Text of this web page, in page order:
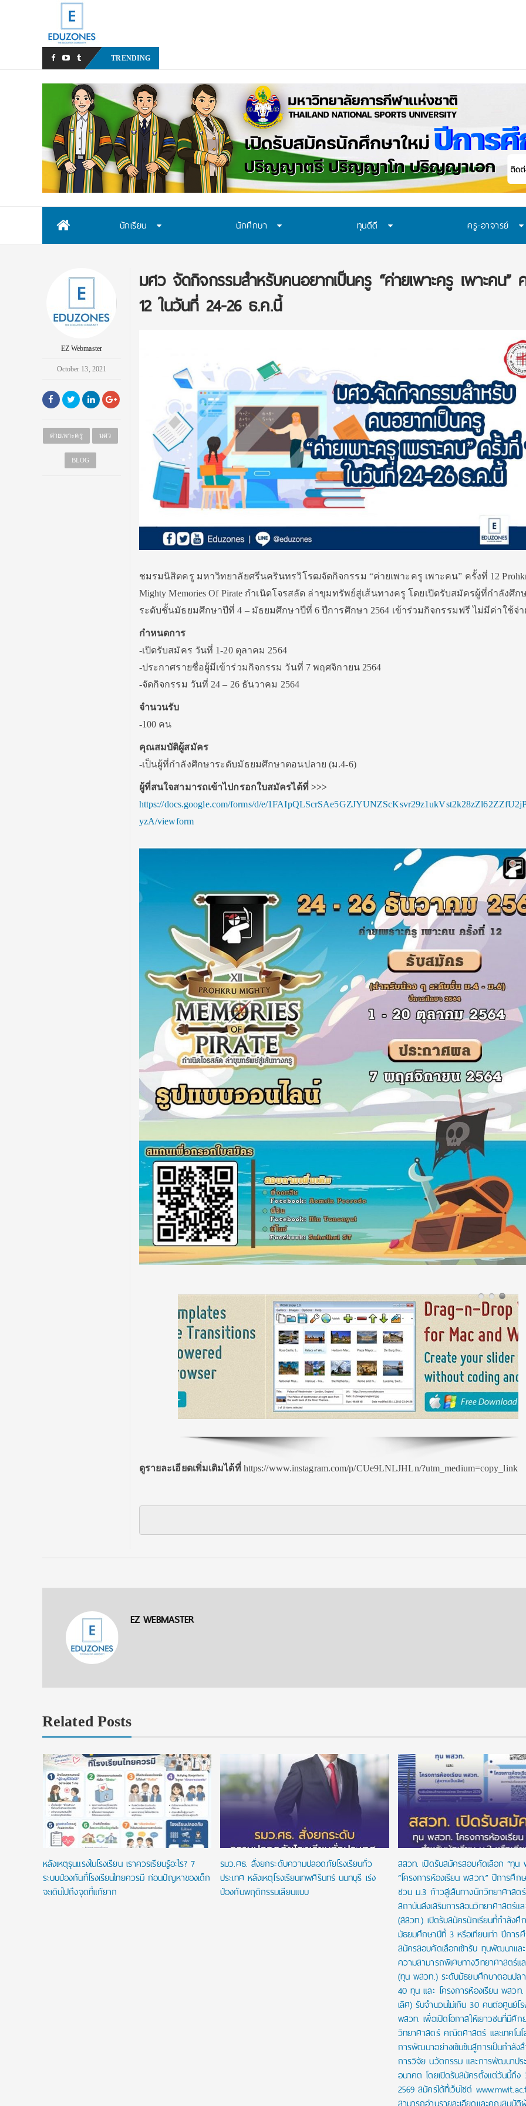
TRENDING
นักเรียน นักศึกษา ทุนดีดี ครู-อาจารย์
EZ Webmaster
October 13, 2021
ค่ายเพาะครู มศว
BLOG
มศว จัดกิจกรรมสำหรับคนอยากเป็นครู “ค่ายเพาะครู เพาะคน”
12 ในวันที่ 24-26 ธ.ค.นี้
ชมรมนิสิตครู มหาวิทยาลัยศรีนครินทรวิโรฒจัดกิจกรรม “ค่ายเพาะครู เพาะคน” ครั้งที่ 12
Mighty Memories Of Pirate กำเนิดโจรสลัด ล่าขุมทรัพย์สู่เส้นทางครู โดยเปิดรับสมัครผู้ที่กำลังศึก
ระดับชั้นมัธยมศึกษาปีที่ 4 – มัธยมศึกษาปีที่ 6 ปีการศึกษา 2564 เข้าร่วมกิจกรรมฟรี ไม่มีค่าใช้จ่า
กำหนดการ
-เปิดรับสมัคร วันที่ 1-20 ตุลาคม 2564
-ประกาศรายชื่อผู้มีเข้าร่วมกิจกรรม วันที่ 7 พฤศจิกายน 2564
-จัดกิจกรรม วันที่ 24 – 26 ธันวาคม 2564
จำนวนรับ
-100 คน
คุณสมบัติผู้สมัคร
-เป็นผู้ที่กำลังศึกษาระดับมัธยมศึกษาตอนปลาย (ม.4-6)
ผู้ที่สนใจสามารถเข้าไปกรอกใบสมัครได้ที่ >>>
https://docs.google.com/forms/d/e/
yzA/viewform
ดูรายละเอียดเพิ่มเติมได้ที่https://www.instagram.com/p/CUe9LNLJHLn/?utm_medium=copy_link
EZ WEBMASTER
Related Posts
หลังเหตุรุนแรงในโรงเรียน เราควรเรียนรู้อะไร? 7
ระบบป้องกันที่โรงเรียนไทยควรมี ก่อนปัญหาของเด็ก
จะเดินไปถึงจุดที่แก้ยาก
รมว.ศธ. สั่งยกระดับความปลอดภัยโรงเรียนทั่ว
ประเทศ หลังเหตุโรงเรียนเทพศิรินทร์ นนทบุรี เร่ง
ป้องกันพฤติกรรมเลียนแบบ
สสวท. เปิดรับสมัครสอบคัดเลือก “ทุน
“โครงการห้องเรียน พสวท.” ปีการศึก
ชวน ม.3 ก้าวสู่เส้นทางนักวิทยาศาสต
สถาบันส่งเสริมการสอนวิทยาศาสตร์แล
(สสวท.) เปิดรับสมัครนักเรียนที่กำลังศึ
มัธยมศึกษาปีที่ 3 หรือเทียบเท่า ปีการ
สมัครสอบคัดเลือกเข้ารับ ทุนพัฒนาแล
ความสามารถพิเศษทางวิทยาศาสตร์แล
(ทุน พสวท.) ระดับมัธยมศึกษาตอนปล
40 ทุน และ โครงการห้องเรียน พสวท
เลิศ) รับจำนวนไม่เกิน 30 คนต่อศูนย์โร
พสวท. เพื่อเปิดโอกาสให้เยาวชนที่มีศั
วิทยาศาสตร์ คณิตศาสตร์ และเทคโน
การพัฒนาอย่างเข้มข้นสู่การเป็นกำลั
การวิจัย นวัตกรรม และการพัฒนาปร
อนาคต โดยเปิดรับสมัครตั้งแต่วันนี้ถึง
2569 สมัครได้ที่เว็บไซต์